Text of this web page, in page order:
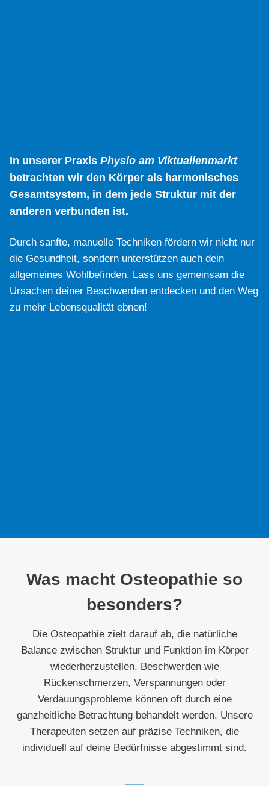
In unserer Praxis Physio am Viktualienmarkt
betrachten wir den Körper als harmonisches
Gesamtsystem, in dem jede Struktur mit der
anderen verbunden ist.
Durch sanfte, manuelle Techniken fördern wir nicht nur
die Gesundheit, sondern unterstützen auch dein
allgemeines Wohlbefinden. Lass uns gemeinsam die
Ursachen deiner Beschwerden entdecken und den Weg
zu mehr Lebensqualität ebnen!
Was macht Osteopathie so
besonders?
Die Osteopathie zielt darauf ab, die natürliche
Balance zwischen Struktur und Funktion im Körper
wiederherzustellen. Beschwerden wie
Rückenschmerzen, Verspannungen oder
Verdauungsprobleme können oft durch eine
ganzheitliche Betrachtung behandelt werden. Unsere
Therapeuten setzen auf präzise Techniken, die
individuell auf deine Bedürfnisse abgestimmt sind.